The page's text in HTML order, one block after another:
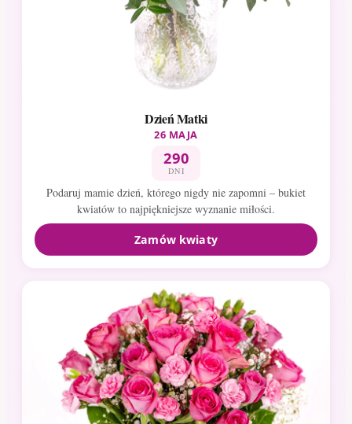
Dzień Matki
26 MAJA
290
DNI
Podaruj mamie dzień, którego nigdy nie zapomni – bukiet
kwiatów to najpiękniejsze wyznanie miłości.
Zamów kwiaty